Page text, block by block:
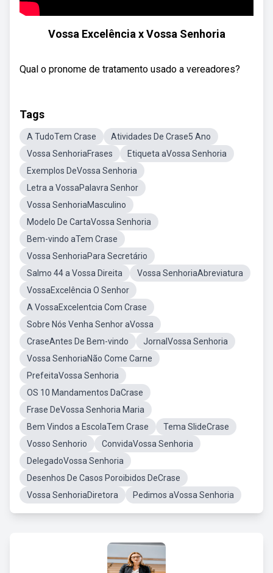
Vossa Excelência x Vossa Senhoria
Qual o pronome de tratamento usado a vereadores?
Tags
A TudoTem Crase
Atividades De Crase5 Ano
Vossa SenhoriaFrases
Etiqueta aVossa Senhoria
Exemplos DeVossa Senhoria
Letra a VossaPalavra Senhor
Vossa SenhoriaMasculino
Modelo De CartaVossa Senhoria
Bem-vindo aTem Crase
Vossa SenhoriaPara Secretário
Salmo 44 a Vossa Direita
Vossa SenhoriaAbreviatura
VossaExcelência O Senhor
A VossaExcelentcia Com Crase
Sobre Nós Venha Senhor aVossa
CraseAntes De Bem-vindo
JornalVossa Senhoria
Vossa SenhoriaNão Come Carne
PrefeitaVossa Senhoria
OS 10 Mandamentos DaCrase
Frase DeVossa Senhoria Maria
Bem Vindos a EscolaTem Crase
Tema SlideCrase
Vosso Senhorio
ConvidaVossa Senhoria
DelegadoVossa Senhoria
Desenhos De Casos Poroibidos DeCrase
Vossa SenhoriaDiretora
Pedimos aVossa Senhoria